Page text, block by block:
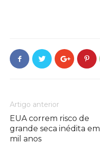
Artigo anterior
EUA correm risco de
grande seca inédita em
mil anos